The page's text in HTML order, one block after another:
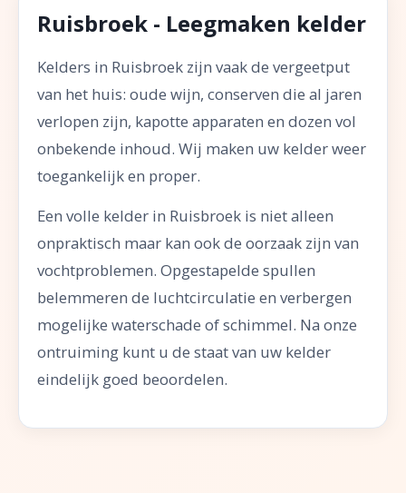
Ruisbroek - Leegmaken kelder
Kelders in Ruisbroek zijn vaak de vergeetput
van het huis: oude wijn, conserven die al jaren
verlopen zijn, kapotte apparaten en dozen vol
onbekende inhoud. Wij maken uw kelder weer
toegankelijk en proper.
Een volle kelder in Ruisbroek is niet alleen
onpraktisch maar kan ook de oorzaak zijn van
vochtproblemen. Opgestapelde spullen
belemmeren de luchtcirculatie en verbergen
mogelijke waterschade of schimmel. Na onze
ontruiming kunt u de staat van uw kelder
eindelijk goed beoordelen.